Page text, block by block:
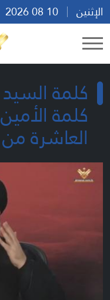
الإثنين
كلمة
كلمة
العاشرة من